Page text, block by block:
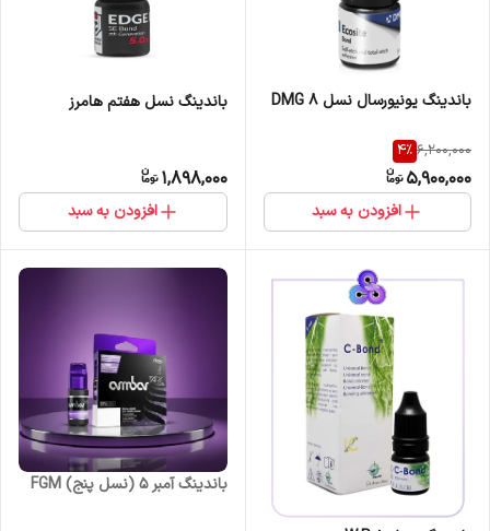
باندینگ یونیورسال نسل 8 DMG
6,200,000
4%
5,900,000
افزودن به سبد
باندینگ نسل هفتم هامرز
1,898,000
افزودن به سبد
باندینگ آمبر 5 (نسل پنج) FGM